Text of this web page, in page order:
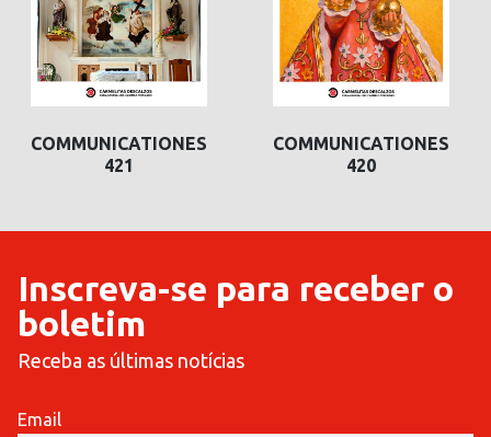
COMMUNICATIONES
421
COMMUNICATIONES
420
Inscreva-se para receber o
boletim
Receba as últimas notícias
Email